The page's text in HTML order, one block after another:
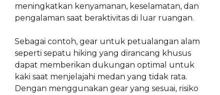
meningkatkan kenyamanan, keselamatan, dan
pengalaman saat beraktivitas di luar ruangan.
Sebagai contoh, gear untuk petualangan alam
seperti sepatu hiking yang dirancang khusus
dapat memberikan dukungan optimal untuk
kaki saat menjelajahi medan yang tidak rata.
Dengan menggunakan gear yang sesuai, risiko